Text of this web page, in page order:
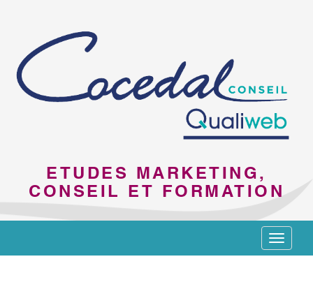
ETUDES MARKETING,
CONSEIL ET FORMATION
Toggle